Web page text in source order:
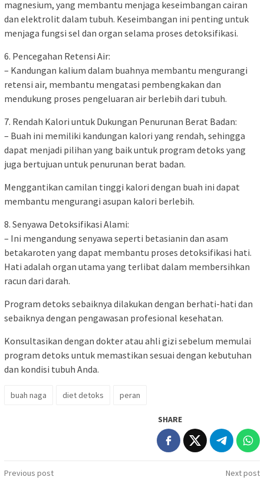
magnesium, yang membantu menjaga keseimbangan cairan
dan elektrolit dalam tubuh. Keseimbangan ini penting untuk
menjaga fungsi sel dan organ selama proses detoksifikasi.
6. Pencegahan Retensi Air:
– Kandungan kalium dalam buahnya membantu mengurangi
retensi air, membantu mengatasi pembengkakan dan
mendukung proses pengeluaran air berlebih dari tubuh.
7. Rendah Kalori untuk Dukungan Penurunan Berat Badan:
– Buah ini memiliki kandungan kalori yang rendah, sehingga
dapat menjadi pilihan yang baik untuk program detoks yang
juga bertujuan untuk penurunan berat badan.
Menggantikan camilan tinggi kalori dengan buah ini dapat
membantu mengurangi asupan kalori berlebih.
8. Senyawa Detoksifikasi Alami:
– Ini mengandung senyawa seperti betasianin dan asam
betakaroten yang dapat membantu proses detoksifikasi hati.
Hati adalah organ utama yang terlibat dalam membersihkan
racun dari darah.
Program detoks sebaiknya dilakukan dengan berhati-hati dan
sebaiknya dengan pengawasan profesional kesehatan.
Konsultasikan dengan dokter atau ahli gizi sebelum memulai
program detoks untuk memastikan sesuai dengan kebutuhan
dan kondisi tubuh Anda.
buah naga diet detoks peran
SHARE
Post
Previous post Next post